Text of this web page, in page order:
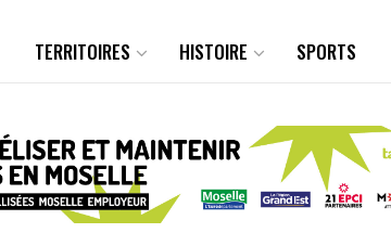
TERRITOIRES HISTOIRE SPORTS